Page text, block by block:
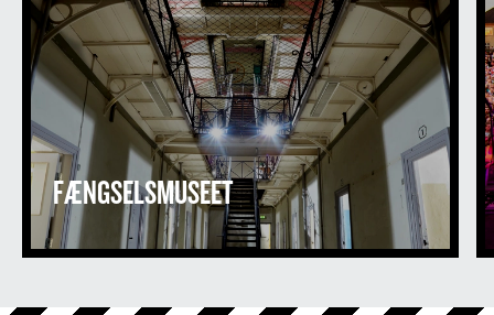
FÆNGSELSMUSEET